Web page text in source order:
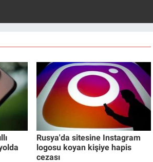
Rusya'da sitesine Instagram
logosu koyan kişiye hapis
cezası